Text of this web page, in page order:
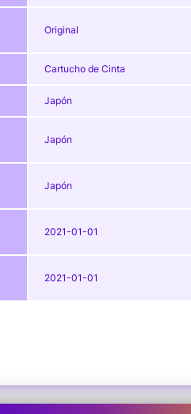
Original
Cartucho de Cinta
Japón
Japón
Japón
2021-01-01
2021-01-01